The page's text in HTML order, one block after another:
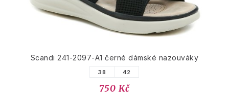
Scandi 241-2097-A1 černé dámské nazouváky
38 42
750 Kč